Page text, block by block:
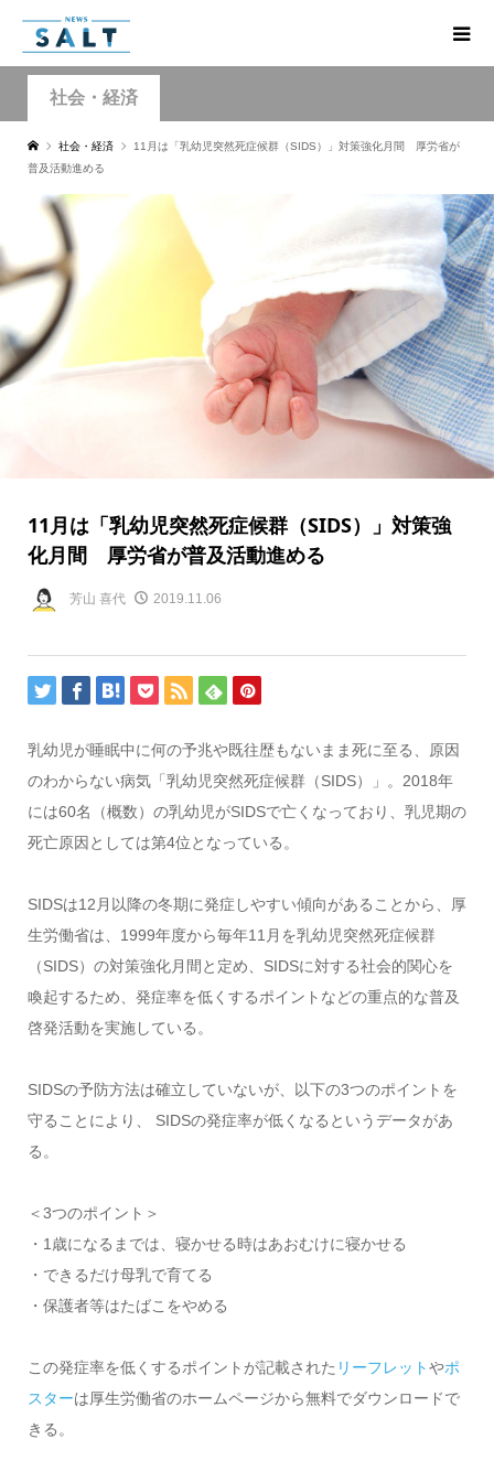
社会・経済
社会・経済
11月は「乳幼児突然死症候群（SIDS）」対策強化月間 厚労省が
普及活動進める
11月は「乳幼児突然死症候群（SIDS）」対策強
化月間 厚労省が普及活動進める
芳山 喜代 2019.11.06
乳幼児が睡眠中に何の予兆や既往歴もないまま死に至る、原因
のわからない病気「乳幼児突然死症候群（SIDS）」。2018年
には60名（概数）の乳幼児がSIDSで亡くなっており、乳児期の
死亡原因としては第4位となっている。
SIDSは12月以降の冬期に発症しやすい傾向があることから、厚
生労働省は、1999年度から毎年11月を乳幼児突然死症候群
（SIDS）の対策強化月間と定め、SIDSに対する社会的関心を
喚起するため、発症率を低くするポイントなどの重点的な普及
啓発活動を実施している。
SIDSの予防方法は確立していないが、以下の3つのポイントを
守ることにより、 SIDSの発症率が低くなるというデータがあ
る。
＜3つのポイント＞
・1歳になるまでは、寝かせる時はあおむけに寝かせる
・できるだけ母乳で育てる
・保護者等はたばこをやめる
この発症率を低くするポイントが記載された リーフレットやポ
スターは厚生労働省のホームページから無料でダウンロードで
きる。